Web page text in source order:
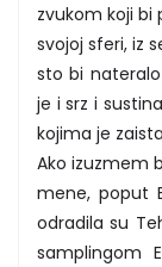
zvukom koji bi
svojoj sferi, iz
sto bi
je i srz i
kojima je
Ako izuzmem
mene, poput
odradila su
samplingom